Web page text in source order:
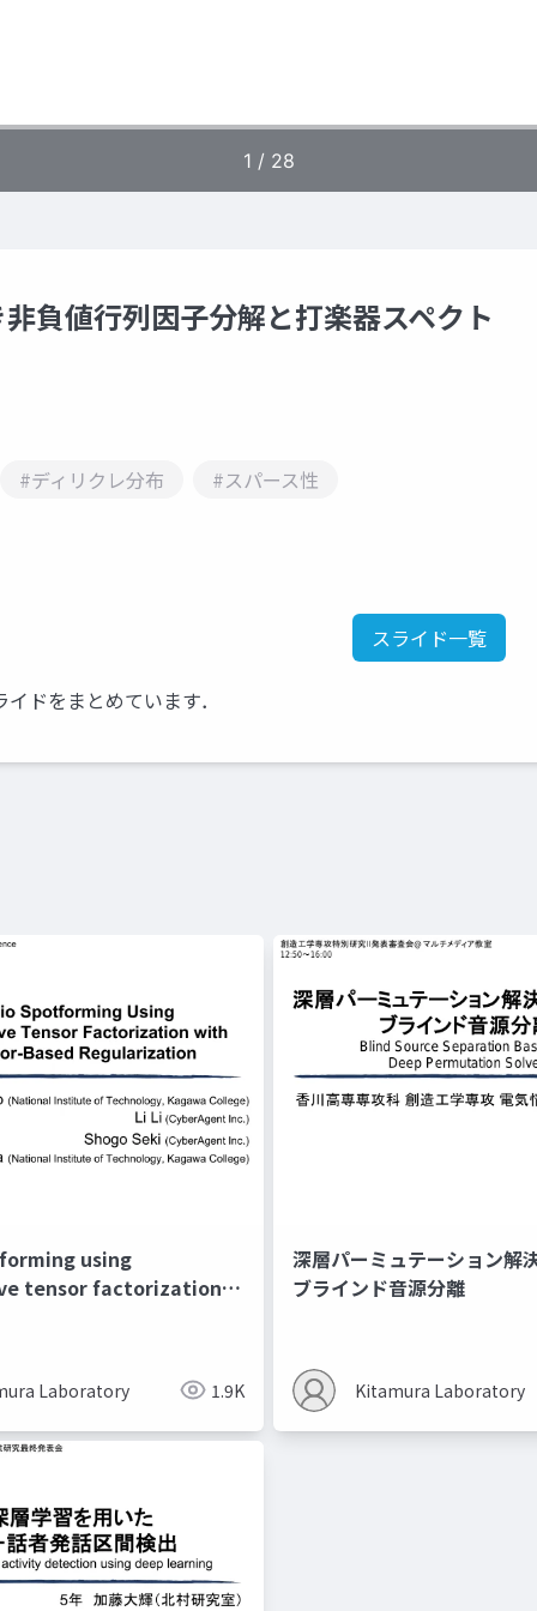
負値行列因子分解と打楽器スペクト
#ディリクレ分布 #スパース性
スライド一覧
ドをまとめています．
using
tensor factorization
Laboratory 1.9K
深層パーミュテーション解
ブラインド音源分離
Kitamura Laboratory